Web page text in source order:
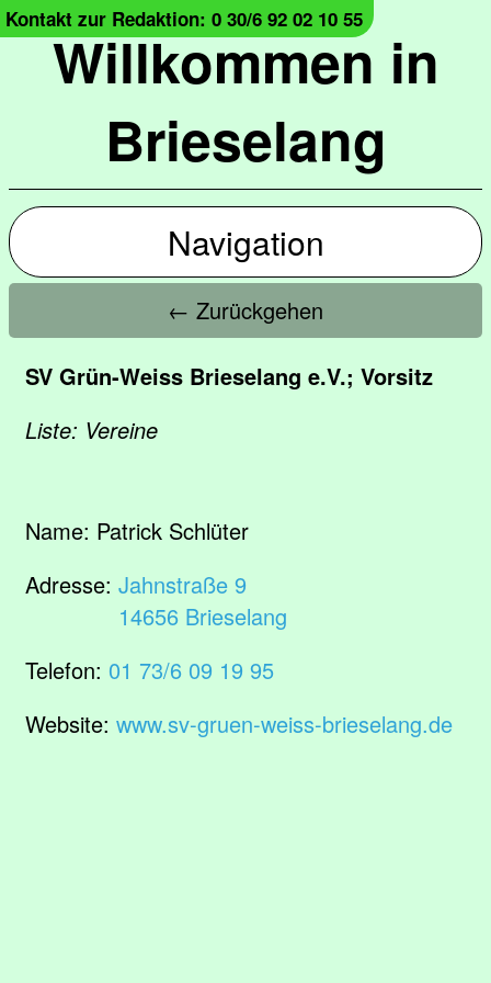
Willkommen in
Brieselang
Kontakt zur Redaktion: 0 30/6 92 02 10 55
Navigation
← Zurückgehen
SV Grün-Weiss Brieselang e.V.; Vorsitz
Liste: Vereine
Name: Patrick Schlüter
Adresse: Jahnstraße 9
14656 Brieselang
Telefon: 01 73/6 09 19 95
Website: www.sv-gruen-weiss-brieselang.de